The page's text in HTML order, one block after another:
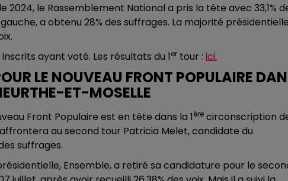
le Rassemblement National a pris la tête avec 33,1%
a obtenu 28% des suffrages. La majorité
ayant voté. Les résultats du 1er tour : ici.
LE NOUVEAU FRONT POPULAIRE
ET-MOSELLE
Front Populaire est en tête dans la 1ère circonscription
au second tour Patricia Melet, candidate du
suffrages.
Ensemble, a retiré sa candidature pour le